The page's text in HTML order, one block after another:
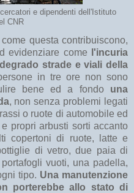
e dipendenti dell'Istituto
CNR
questa contribuiscono,
evidenziare come
l'incuria
strade e viali della
in tre ore non sono
bene ed a fondo una
, non senza problemi legati
o ruote di automobile ed
propri arbusti sorti accanto
copertoni di ruote, latte e
di vetro, due paia di
vuoti, una padella,
tipo. Una manutenzione
porterebbe allo stato di